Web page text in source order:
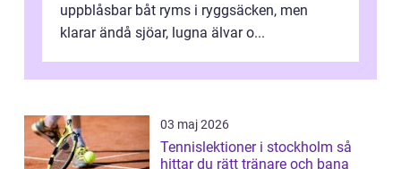
uppblåsbar båt ryms i ryggsäcken, men
klarar ändå sjöar, lugna älvar o...
03 maj 2026
Tennislektioner i stockholm så
hittar du rätt tränare och bana